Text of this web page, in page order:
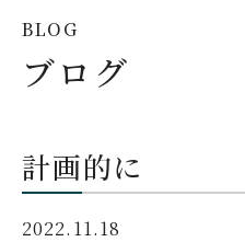
BLOG
ブログ
計画的に
2022.11.18